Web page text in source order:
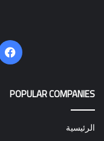
POPULAR COMPANIES
الرئيسية